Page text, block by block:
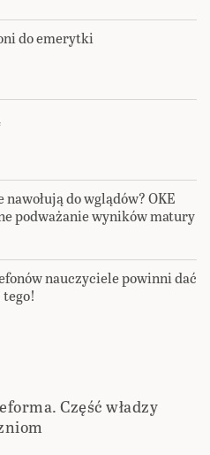
do emerytki
do wglądów? OKE
podważanie wyników matury
nauczyciele powinni dać
Część władzy